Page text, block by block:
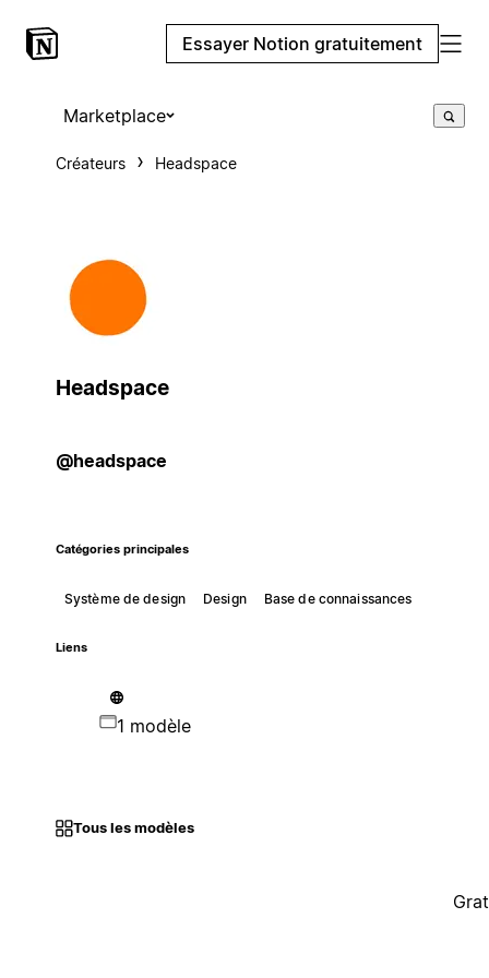
Essayer Notion gratuitement
Marketplace
Créateurs Headspace
Headspace
@headspace
Catégories principales
Système de design Design Base de connaissances
Liens
1 modèle
Tous les modèles